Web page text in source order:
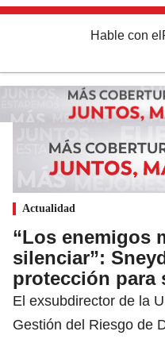
Hable con el
Actualidad
“Los enemigos
silenciar”:
protección para
El exsubdirector de la
Gestión del Riesgo de